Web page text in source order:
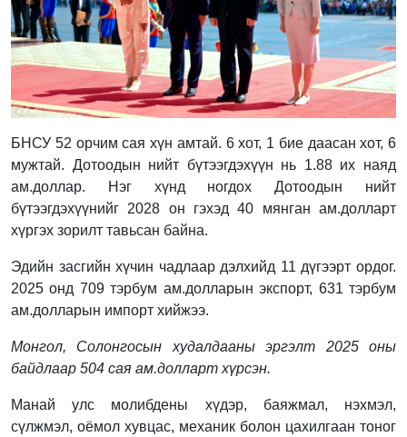
БНСУ 52 орчим сая хүн амтай. 6 хот, 1 бие даасан хот, 6
мужтай. Дотоодын нийт бүтээгдэхүүн нь 1.88 их наяд
ам.доллар. Нэг хүнд ногдох Дотоодын нийт
бүтээгдэхүүнийг 2028 он гэхэд 40 мянган ам.долларт
хүргэх зорилт тавьсан байна.
Эдийн засгийн хүчин чадлаар дэлхийд 11 дүгээрт ордог.
2025 онд 709 тэрбум ам.долларын экспорт, 631 тэрбум
ам.долларын импорт хийжээ.
Монгол, Солонгосын худалдааны эргэлт 2025 оны
байдлаар 504 сая ам.долларт хүрсэн.
Манай улс молибдены хүдэр, баяжмал, нэхмэл,
сүлжмэл, оёмол хувцас, механик болон цахилгаан тоног